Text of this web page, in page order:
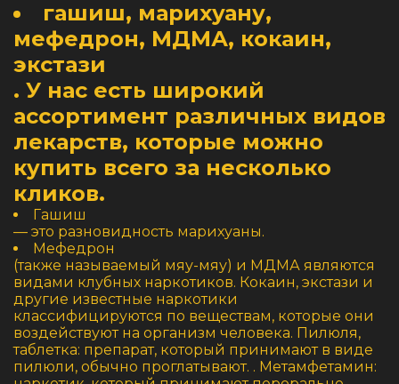
гашиш, марихуану,
мефедрон, МДМА, кокаин,
экстази
. У нас есть широкий
ассортимент различных видов
лекарств, которые можно
купить всего за несколько
кликов.
Гашиш
— это разновидность марихуаны.
Мефедрон
(также называемый мяу-мяу) и МДМА являются
видами клубных наркотиков. Кокаин, экстази и
другие известные наркотики
классифицируются по веществам, которые они
воздействуют на организм человека. Пилюля,
таблетка: препарат, который принимают в виде
пилюли, обычно проглатывают. . Метамфетамин: